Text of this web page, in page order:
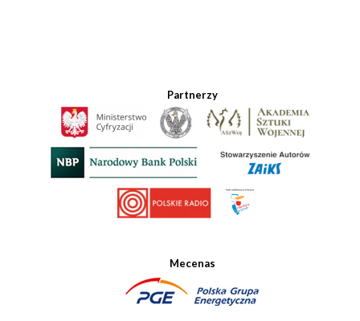
Partnerzy
Mecenas